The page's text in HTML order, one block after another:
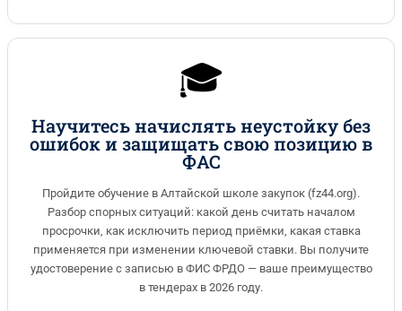
🎓
Научитесь начислять неустойку без
ошибок и защищать свою позицию в
ФАС
Пройдите обучение в Алтайской школе закупок (fz44.org).
Разбор спорных ситуаций: какой день считать началом
просрочки, как исключить период приёмки, какая ставка
применяется при изменении ключевой ставки. Вы получите
удостоверение с записью в ФИС ФРДО — ваше преимущество
в тендерах в 2026 году.